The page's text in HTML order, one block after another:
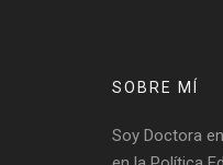
SOBRE MÍ
Soy Doctora